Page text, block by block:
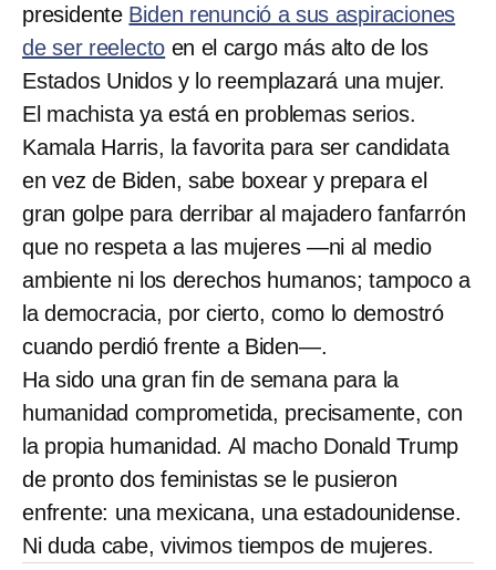
presidente Biden renunció a sus aspiraciones
de ser reelecto en el cargo más alto de los
Estados Unidos y lo reemplazará una mujer.
El machista ya está en problemas serios.
Kamala Harris, la favorita para ser candidata
en vez de Biden, sabe boxear y prepara el
gran golpe para derribar al majadero fanfarrón
que no respeta a las mujeres —ni al medio
ambiente ni los derechos humanos; tampoco a
la democracia, por cierto, como lo demostró
cuando perdió frente a Biden—.
Ha sido una gran fin de semana para la
humanidad comprometida, precisamente, con
la propia humanidad. Al macho Donald Trump
de pronto dos feministas se le pusieron
enfrente: una mexicana, una estadounidense.
Ni duda cabe, vivimos tiempos de mujeres.